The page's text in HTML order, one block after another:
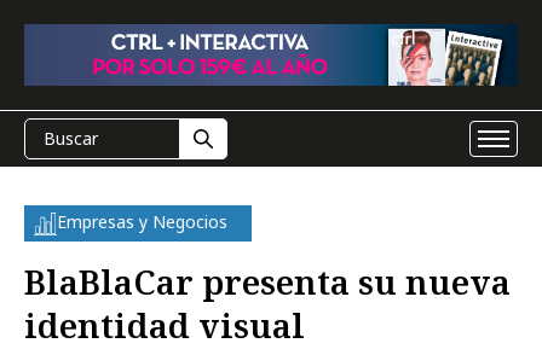
Empresas y Negocios
BlaBlaCar presenta su nueva
identidad visual